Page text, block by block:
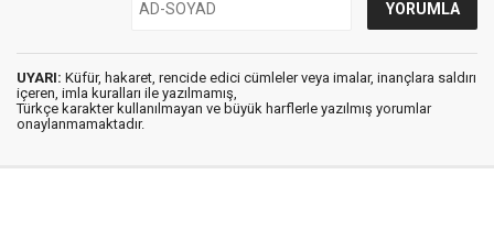
UYARI: Küfür, hakaret, rencide edici cümleler veya imalar, inançlara saldırı
içeren, imla kuralları ile yazılmamış,
Türkçe karakter kullanılmayan ve büyük harflerle yazılmış yorumlar
onaylanmamaktadır.